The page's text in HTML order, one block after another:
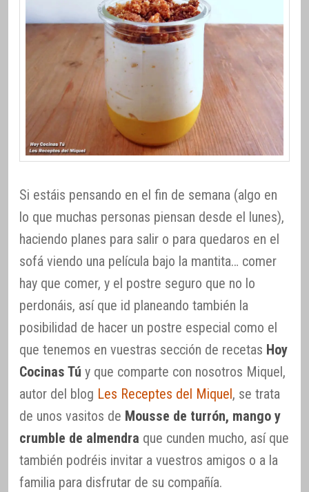
Si estáis pensando en el fin de semana (algo en
lo que muchas personas piensan desde el lunes),
haciendo planes para salir o para quedaros en el
sofá viendo una película bajo la mantita… comer
hay que comer, y el postre seguro que no lo
perdonáis, así que id planeando también la
posibilidad de hacer un postre especial como el
que tenemos en vuestras sección de recetas Hoy
Cocinas Tú y que comparte con nosotros Miquel,
autor del blog Les Receptes del Miquel, se trata
de unos vasitos de Mousse de turrón, mango y
crumble de almendra que cunden mucho, así que
también podréis invitar a vuestros amigos o a la
familia para disfrutar de su compañía.